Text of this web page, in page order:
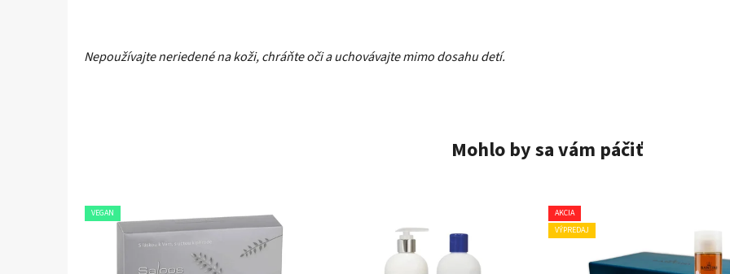
Nepoužívajte neriedené na koži, chráňte oči a uchovávajte mimo dosahu detí.
Mohlo by sa vám páčiť
VEGAN
AKCIA
VÝPREDAJ